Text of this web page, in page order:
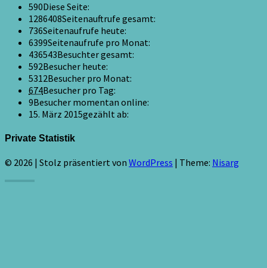
590Diese Seite:
1286408Seitenauftrufe gesamt:
736Seitenaufrufe heute:
6399Seitenaufrufe pro Monat:
436543Besuchter gesamt:
592Besucher heute:
5312Besucher pro Monat:
674Besucher pro Tag:
9Besucher momentan online:
15. März 2015gezählt ab:
Private Statistik
© 2026 | Stolz präsentiert von WordPress | Theme: Nisarg